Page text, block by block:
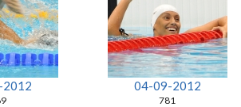
04-09-2012
781